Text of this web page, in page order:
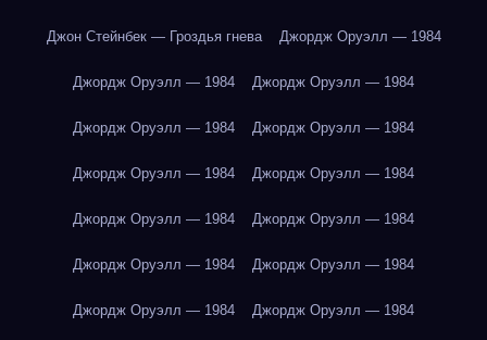
Джон Стейнбек — Гроздья гнева Джордж Оруэлл — 1984
Джордж Оруэлл — 1984 Джордж Оруэлл — 1984
Джордж Оруэлл — 1984 Джордж Оруэлл — 1984
Джордж Оруэлл — 1984 Джордж Оруэлл — 1984
Джордж Оруэлл — 1984 Джордж Оруэлл — 1984
Джордж Оруэлл — 1984 Джордж Оруэлл — 1984
Джордж Оруэлл — 1984 Джордж Оруэлл — 1984